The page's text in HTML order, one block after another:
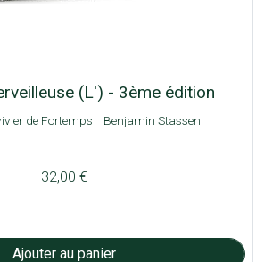
(L') - 3ème édition
de Fortemps Benjamin Stassen
32,00 €